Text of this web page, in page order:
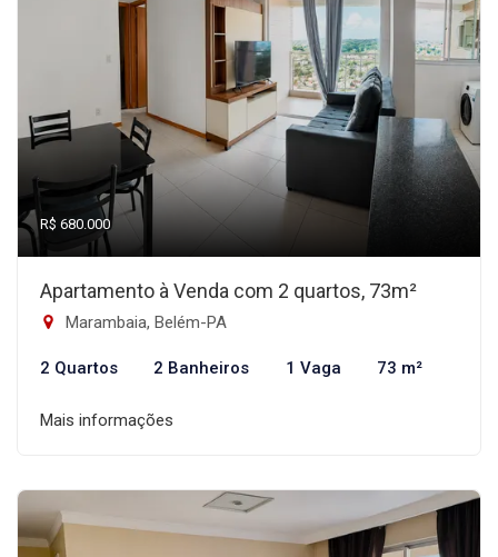
R$ 680.000
Apartamento à Venda com 2 quartos, 73m²
Marambaia, Belém-PA
2 Quartos 2 Banheiros 1 Vaga 73 m²
Mais informações